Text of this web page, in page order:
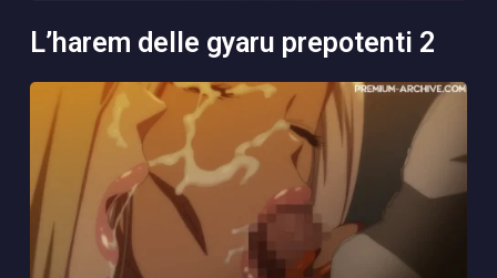
l’harem delle gyaru prepotenti 2